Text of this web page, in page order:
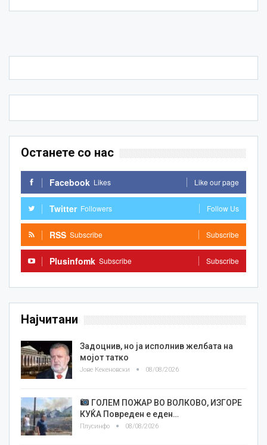
Останете со нас
Facebook Likes Like our page
Twitter Followers Follow Us
RSS Subscribe Subscribe
Plusinfomk Subscribe Subscribe
Најчитани
Задоцнив, но ја исполнив желбата на
мојот татко
Јове Кекеновски 08/08/2026
ГОЛЕМ ПОЖАР ВО ВОЛКОВО, ИЗГОРЕ
КУЌА Повреден е еден…
Плусинфо 08/08/2026